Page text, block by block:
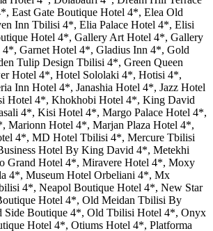
East Gate Boutique Hotel 4*, Elea Old
Inn Tbilisi 4*, Elia Palace Hotel 4*, Elisi
Hotel 4*, Gallery Art Hotel 4*, Gallery
Garnet Hotel 4*, Gladius Inn 4*, Gold
Tulip Design Tbilisi 4*, Green Queen
Hotel 4*, Hotel Sololaki 4*, Hotisi 4*,
Inn Hotel 4*, Janashia Hotel 4*, Jazz Hotel
Hotel 4*, Khokhobi Hotel 4*, King David
4*, Kisi Hotel 4*, Margo Palace Hotel 4*,
Marionn Hotel 4*, Marjan Plaza Hotel 4*,
4*, MD Hotel Tbilisi 4*, Mercure Tbilisi
Hotel By King David 4*, Metekhi
Grand Hotel 4*, Miravere Hotel 4*, Moxy
4*, Museum Hotel Orbeliani 4*, Mx
4*, Neapol Boutique Hotel 4*, New Star
Hotel 4*, Old Meidan Tbilisi By
Side Boutique 4*, Old Tbilisi Hotel 4*, Onyx
Hotel 4*, Otiums Hotel 4*, Platforma